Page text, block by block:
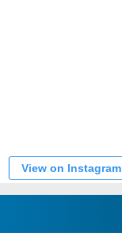
View on Instagram